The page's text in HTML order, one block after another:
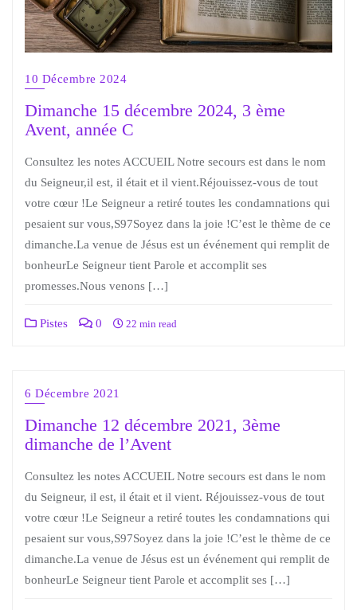
10 Décembre 2024
Dimanche 15 décembre 2024, 3 ème
Avent, année C
Consultez les notes ACCUEIL Notre secours est dans le nom
du Seigneur,il est, il était et il vient.Réjouissez-vous de tout
votre cœur !Le Seigneur a retiré toutes les condamnations qui
pesaient sur vous,S97Soyez dans la joie !C’est le thème de ce
dimanche.La venue de Jésus est un événement qui remplit de
bonheurLe Seigneur tient Parole et accomplit ses
promesses.Nous venons […]
Pistes 0 22 min read
6 Décembre 2021
Dimanche 12 décembre 2021, 3ème
dimanche de l’Avent
Consultez les notes ACCUEIL Notre secours est dans le nom
du Seigneur, il est, il était et il vient. Réjouissez-vous de tout
votre cœur !Le Seigneur a retiré toutes les condamnations qui
pesaient sur vous,S97Soyez dans la joie !C’est le thème de ce
dimanche.La venue de Jésus est un événement qui remplit de
bonheurLe Seigneur tient Parole et accomplit ses […]